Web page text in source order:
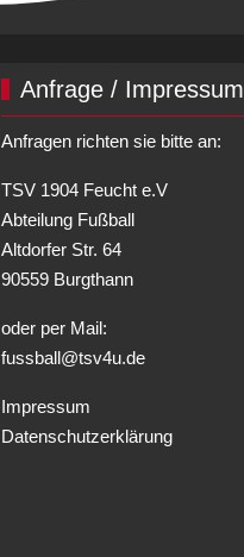
Anfrage / Impressum
Anfragen richten sie bitte an:
TSV 1904 Feucht e.V
Abteilung Fußball
Altdorfer Str. 64
90559 Burgthann
oder per Mail:
fussball@tsv4u.de
Impressum
Datenschutzerklärung